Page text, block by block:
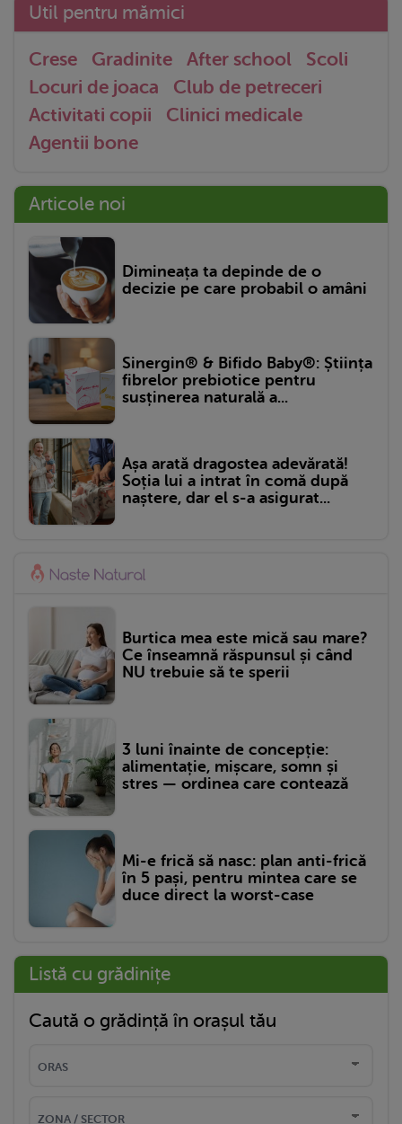
Util pentru mămici
Crese Gradinite After school
Scoli
Locuri de joaca
Club de petreceri
Activitati copii
Clinici medicale
Agentii bone
Articole noi
Dimineața ta depinde de o
decizie pe care probabil o amâni
Sinergin® & Bifido Baby®: Știința
fibrelor prebiotice pentru
susținerea naturală a...
Așa arată dragostea adevărată!
Soția lui a intrat în comă după
naștere, dar el s-a asigurat...
Burtica mea este mică sau mare?
Ce înseamnă răspunsul și când
NU trebuie să te sperii
3 luni înainte de concepție:
alimentație, mișcare, somn și
stres — ordinea care contează
Mi-e frică să nasc: plan anti-frică
în 5 pași, pentru mintea care se
duce direct la worst-case
Listă cu grădinițe
Caută o grădință în orașul tău